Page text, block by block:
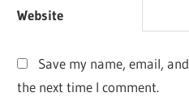
Website
Save my name, email,
the next time I comment.